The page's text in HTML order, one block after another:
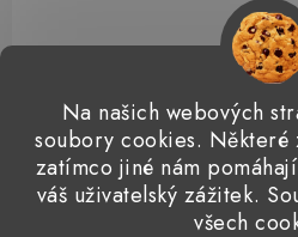
Na našich webových
soubory cookies. Některé
zatímco jiné nám
váš uživatelský zážitek.
všech
Přijímáme online platby
Detailingclub Dodo Juice